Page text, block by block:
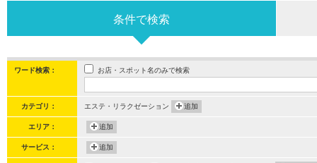
条件で検索
ワード検索： お店・スポット名のみで検索
カテゴリ： エステ・リラクゼーション 追加
エリア： 追加
サービス： 追加